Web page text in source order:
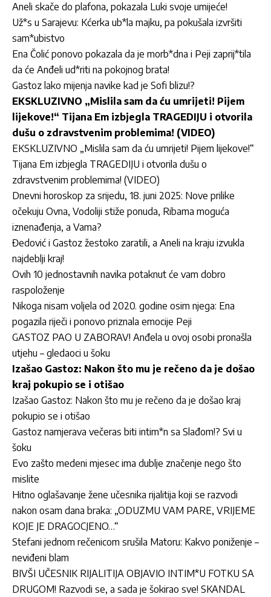
Aneli skače do plafona, pokazala Luki svoje umijeće!
Už*s u Sarajevu: Kćerka ub*la majku, pa pokušala izvršiti
sam*ubistvo
Ena Čolić ponovo pokazala da je morb*dna i Peji zaprij*tila
da će Anđeli ud*riti na pokojnog brata!
Gastoz lako mijenja navike kad je Sofi blizu!?
EKSKLUZIVNO „Mislila sam da ću umrijeti! Pijem
lijekove!“ Tijana Em izbjegla TRAGEDIJU i otvorila
dušu o zdravstvenim problemima! (VIDEO)
EKSKLUZIVNO „Mislila sam da ću umrijeti! Pijem lijekove!“
Tijana Em izbjegla TRAGEDIJU i otvorila dušu o
zdravstvenim problemima! (VIDEO)
Dnevni horoskop za srijedu, 18. juni 2025: Nove prilike
očekuju Ovna, Vodoliji stiže ponuda, Ribama moguća
iznenađenja, a Vama?
Đedović i Gastoz žestoko zaratili, a Aneli na kraju izvukla
najdeblji kraj!
Ovih 10 jednostavnih navika potaknut će vam dobro
raspoloženje
Nikoga nisam voljela od 2020. godine osim njega: Ena
pogazila riječi i ponovo priznala emocije Peji
GASTOZ PAO U ZABORAV! Anđela u ovoj osobi pronašla
utjehu – gledaoci u šoku
Izašao Gastoz: Nakon što mu je rečeno da je došao
kraj pokupio se i otišao
Izašao Gastoz: Nakon što mu je rečeno da je došao kraj
pokupio se i otišao
Gastoz namjerava večeras biti intim*n sa Slađom!? Svi u
šoku
Evo zašto medeni mjesec ima dublje značenje nego što
mislite
Hitno oglašavanje žene učesnika rijalitija koji se razvodi
nakon osam dana braka: „ODUZMU VAM PARE, VRIJEME
KOJE JE DRAGOCJENO…“
Stefani jednom rečenicom srušila Matoru: Kakvo poniženje –
neviđeni blam
BIVŠI UČESNIK RIJALITIJA OBJAVIO INTIM*U FOTKU SA
DRUGOM! Razvodi se, a sada je šokirao sve! SKANDAL